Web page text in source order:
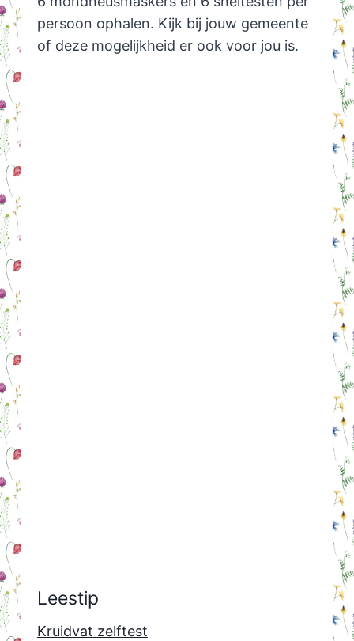
persoon ophalen. Kijk bij jouw gemeente
of deze mogelijkheid er ook voor jou is.
Leestip
Kruidvat zelftest